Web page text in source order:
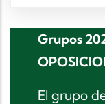
Grupos
El grupo